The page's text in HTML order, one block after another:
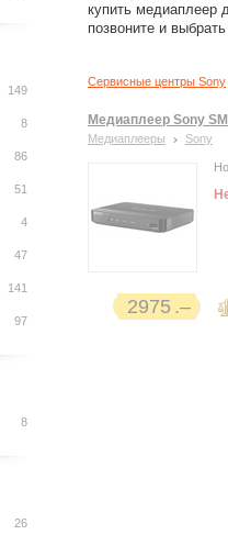
купить медиаплеер
позвоните и
Сервисные центры Sony
Медиаплеер Sony
Медиаплееры Sony
2975
149
8
86
51
4
47
141
97
8
26